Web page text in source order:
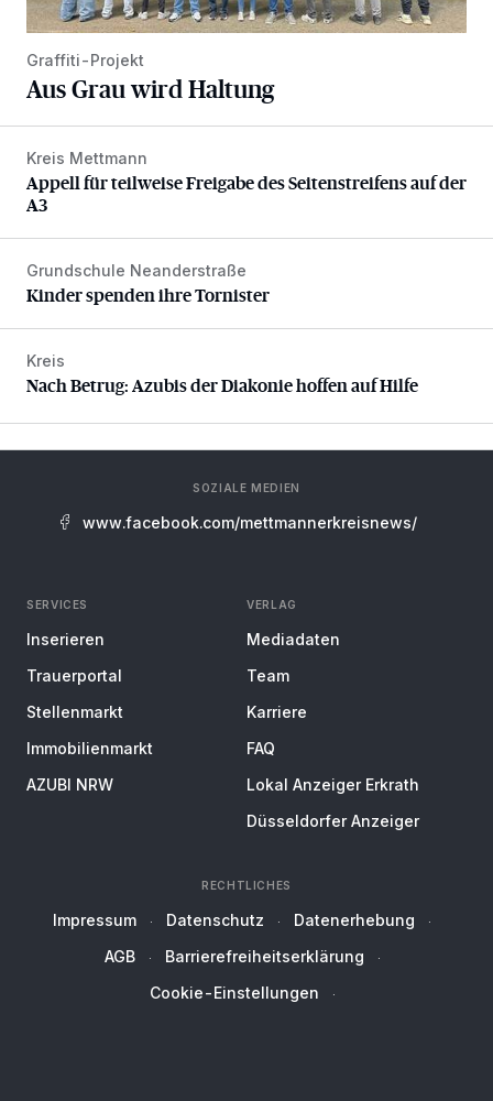
Graffiti-Projekt
Aus Grau wird Haltung
Appell für teilweise Freigabe des Seitenstreifens auf der A3
Kreis Mettmann
Appell für teilweise Freigabe des Seitenstreifens auf der
A3
Kinder spenden ihre Tornister
Grundschule Neanderstraße
Kinder spenden ihre Tornister
Nach Betrug: Azubis der Diakonie hoffen auf Hilfe
Kreis
Nach Betrug: Azubis der Diakonie hoffen auf Hilfe
SOZIALE MEDIEN
www.facebook.com/mettmannerkreisnews/
SERVICES
Inserieren
Trauerportal
Stellenmarkt
Immobilienmarkt
AZUBI NRW
VERLAG
Mediadaten
Team
Karriere
FAQ
Lokal Anzeiger Erkrath
Düsseldorfer Anzeiger
RECHTLICHES
Impressum Datenschutz
Datenerhebung
AGB
Barrierefreiheitserklärung
Cookie-Einstellungen